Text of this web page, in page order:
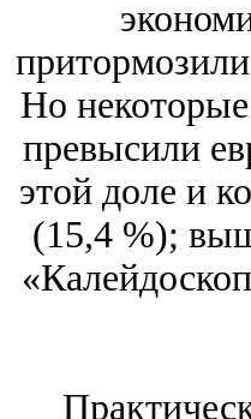
Но
превысили
этой доле и
(15,4 %);